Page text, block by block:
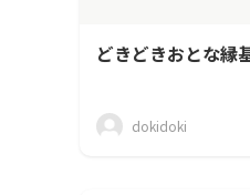
どきどきおとな縁
dokidoki